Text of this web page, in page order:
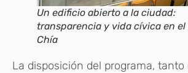
Un edificio abierto a la ciudad:
transparencia y vida cívica en el
Chía
La disposición del programa,